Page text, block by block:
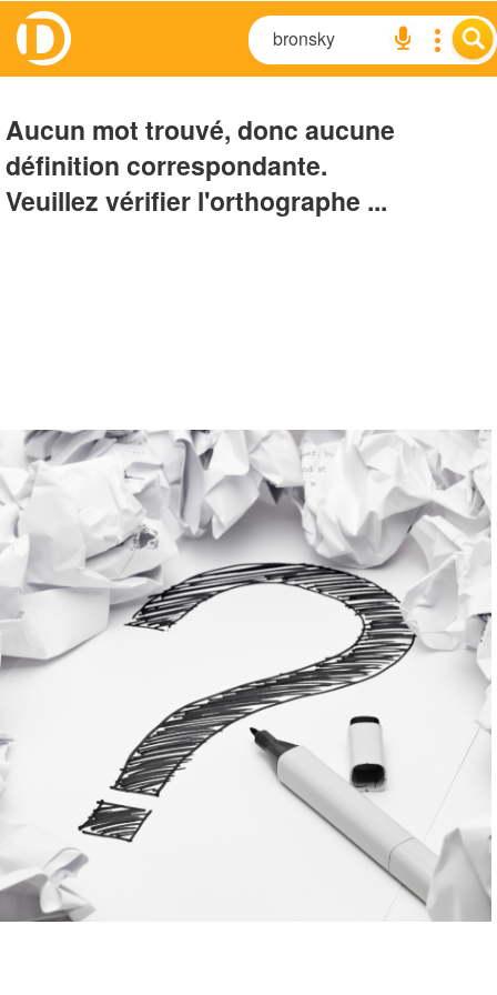
Aucun mot trouvé, donc aucune
définition correspondante.
Veuillez vérifier l'orthographe ...